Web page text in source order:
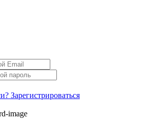
Зарегистрироваться